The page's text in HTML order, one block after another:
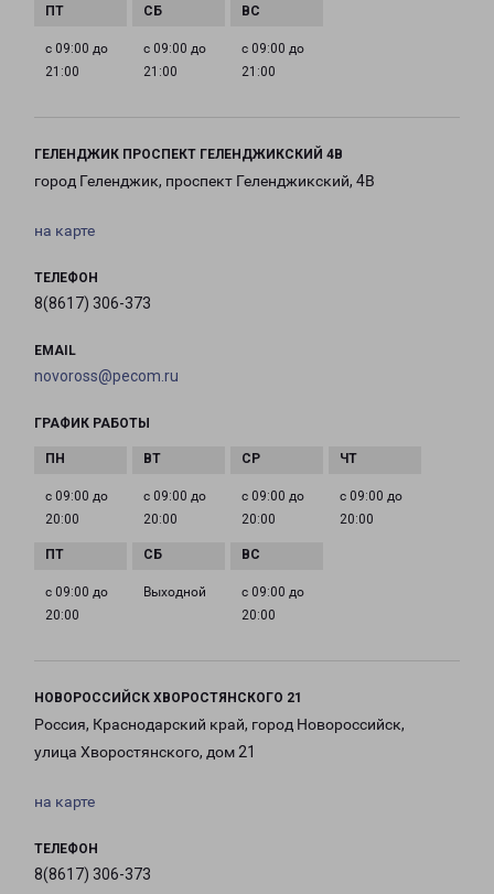
с 09:00 до
21:00
с 09:00 до
21:00
с 09:00 до
21:00
ГЕЛЕНДЖИК ПРОСПЕКТ ГЕЛЕНДЖИКСКИЙ 4В
город Геленджик, проспект Геленджикский, 4В
на карте
ТЕЛЕФОН
8(8617) 306-373
EMAIL
novoross@pecom.ru
ГРАФИК РАБОТЫ
с 09:00 до
20:00
с 09:00 до
20:00
с 09:00 до
20:00
с 09:00 до
20:00
с 09:00 до
20:00
Выходной
с 09:00 до
20:00
НОВОРОССИЙСК ХВОРОСТЯНСКОГО 21
Россия, Краснодарский край, город Новороссийск,
улица Хворостянского, дом 21
на карте
ТЕЛЕФОН
8(8617) 306-373